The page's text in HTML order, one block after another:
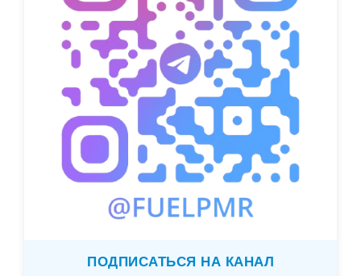
ПОДПИСАТЬСЯ НА КАНАЛ